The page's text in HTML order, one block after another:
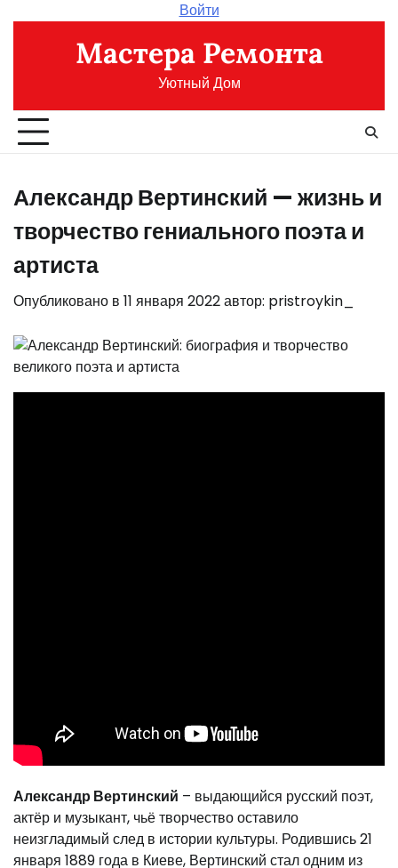
содержимому
Войти
Мастера Ремонта
Уютный Дом
Александр Вертинский — жизнь и
творчество гениального поэта и
артиста
Опубликовано в 11 января 2022автор: pristroykin_
Александр Вертинский – выдающийся русский поэт,
актёр и музыкант, чьё творчество оставило
неизгладимый след в истории культуры. Родившись 21
января 1889 года в Киеве, Вертинский стал одним из